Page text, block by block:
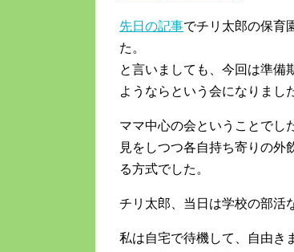
先日の記事でチリ太郎の保育
た。
と言いましても、今回は準備
ようならという会になりまし
ママ中心の会ということでし
見をしつつ各自持ち寄りの外
る方式でした。
チリ太郎、当日は学校の部活
私は自宅で待機して、自由き